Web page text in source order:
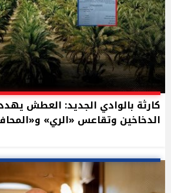
الدخاخين وتقاعس «الري»